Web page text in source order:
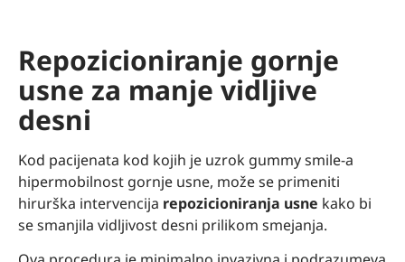
Repozicioniranje gornje
usne za manje vidljive
desni
Kod pacijenata kod kojih je uzrok gummy smile-a
hipermobilnost gornje usne, može se primeniti
hirurška intervencija repozicioniranja usne kako bi
se smanjila vidljivost desni prilikom smejanja.